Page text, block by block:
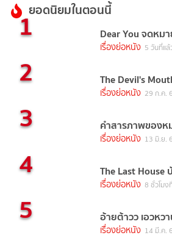
ยอดนิยมในตอนนี้
1 Dear You จดหม
เรื่องย่อหนัง 5 วันที่แล้
2 The Devil's
เรื่องย่อหนัง 29 ก.ค.
3 คำสารภาพของ
เรื่องย่อหนัง 13 มิ.ย.
4 The Last
เรื่องย่อหนัง 8 ชั่วโมง
5 อ้ายต้าวว เอวหว
เรื่องย่อหนัง 14 มี.ค.